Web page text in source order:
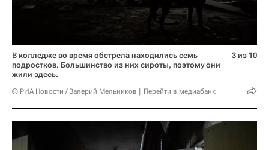
В колледже во время обстрела находились семь
подростков. Большинство из них сироты, поэтому они
жили здесь.
© РИА Новости / Валерий Мельников Перейти в медиабанк
3 из 10